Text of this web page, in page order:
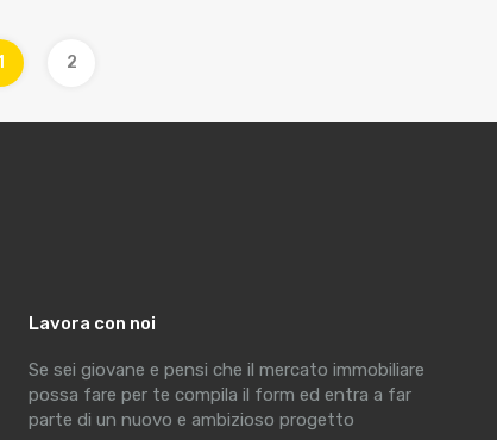
2
Lavora con noi
Se sei giovane e pensi che il mercato immobiliare
possa fare per te compila il form ed entra a far
parte di un nuovo e ambizioso progetto